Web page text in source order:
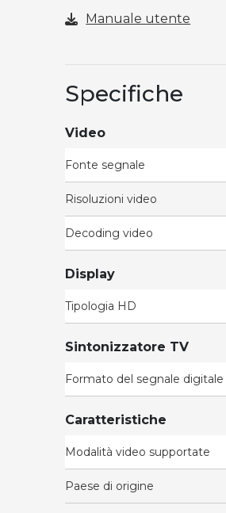
Manuale utente
Specifiche
Video
Fonte segnale
Risoluzioni video
Decoding video
Display
Tipologia HD
Sintonizzatore TV
Formato del segnale digitale
Caratteristiche
Modalità video supportate
Paese di origine